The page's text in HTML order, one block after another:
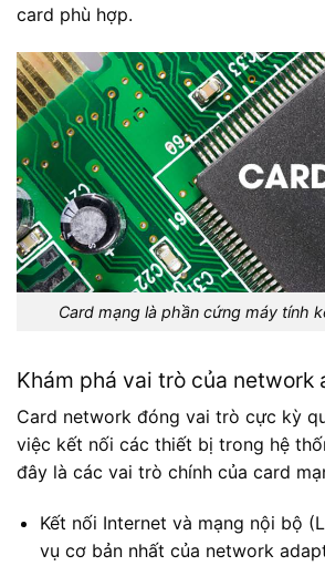
card phù hợp.
Card mạng là phần cứng máy tính
Khám phá vai trò của network
Card network đóng vai trò cực kỳ
việc kết nối các thiết bị trong hệ
đây là các vai trò chính của card
Kết nối Internet và mạng nội bộ
vụ cơ bản nhất của network